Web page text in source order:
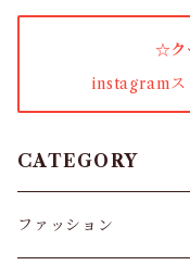
女性下着・靴下
着圧ソックス
☆ク
instagramス
CATEGORY
ファッション